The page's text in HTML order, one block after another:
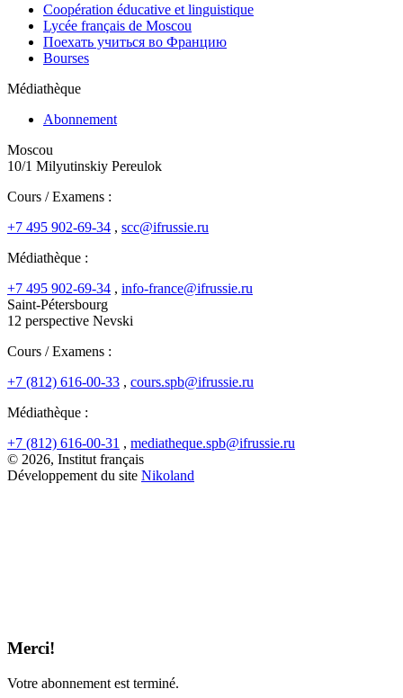
Coopération éducative et linguistique
Lycée français de Moscou
Поехать учиться во Францию
Bourses
Médiathèque
Abonnement
Moscou
10/1 Milyutinskiy Pereulok
Cours / Examens :
+7 495 902-69-34 , scc@ifrussie.ru
Médiathèque :
+7 495 902-69-34 , info-france@ifrussie.ru
Saint-Pétersbourg
12 perspective Nevski
Cours / Examens :
+7 (812) 616-00-33 , cours.spb@ifrussie.ru
Médiathèque :
+7 (812) 616-00-31 , mediatheque.spb@ifrussie.ru
© 2026, Institut français
Développement du site Nikoland
Merci!
Votre abonnement est terminé.